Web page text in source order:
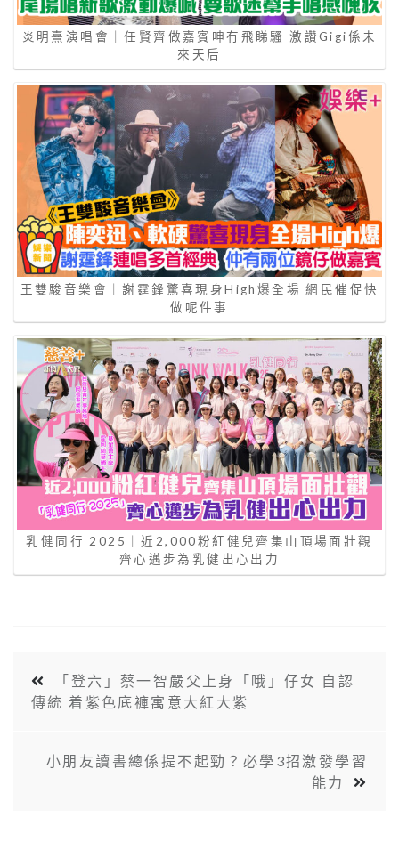
炎明熹演唱會｜任賢齊做嘉賓呻冇飛睇騷 激讚Gigi係未
來天后
王雙駿音樂會｜謝霆鋒驚喜現身High爆全場 網民催促快
做呢件事
乳健同行 2025｜近2,000粉紅健兒齊集山頂場面壯觀
齊心邁步為乳健出心出力
「登六」蔡一智嚴父上身「哦」仔女 自認
傳統 着紫色底褲寓意大紅大紫
小朋友讀書總係提不起勁？必學3招激發學習
能力